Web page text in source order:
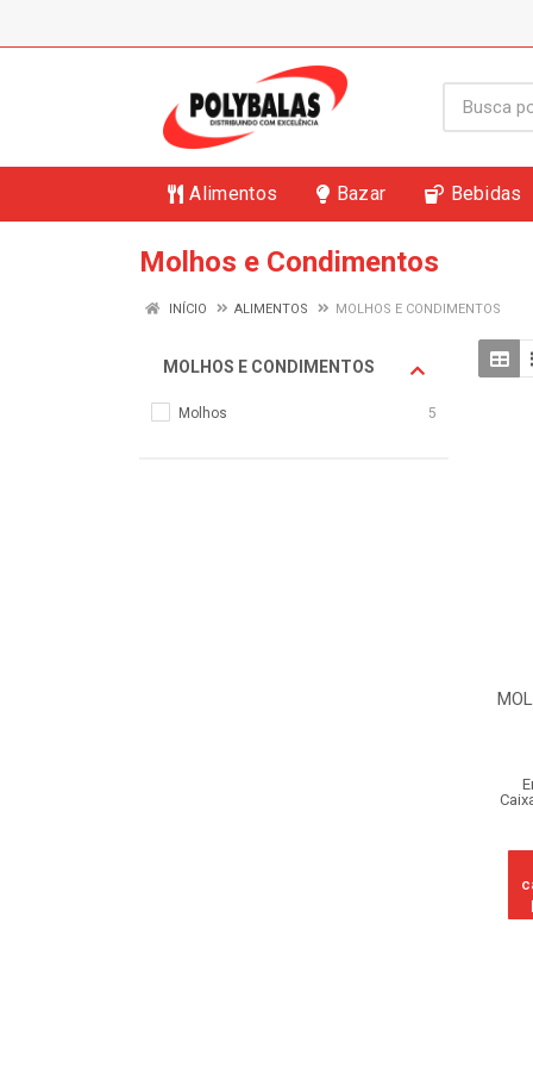
Alimentos Bazar Bebidas
Molhos e Condimentos
INÍCIO ALIMENTOS MOLHOS E CONDIMENTOS
MOLHOS E CONDIMENTOS
Molhos 5